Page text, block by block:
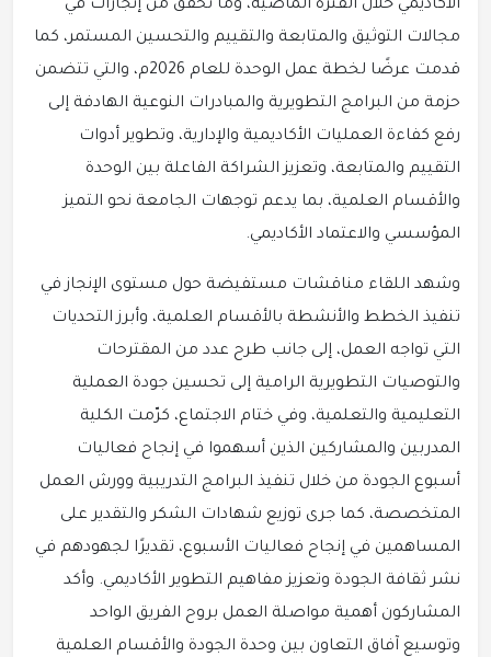
الأكاديمي خلال الفترة الماضية، وما تحقق من إنجازات في
مجالات التوثيق والمتابعة والتقييم والتحسين المستمر، كما
قدمت عرضًا لخطة عمل الوحدة للعام 2026م، والتي تتضمن
حزمة من البرامج التطويرية والمبادرات النوعية الهادفة إلى
رفع كفاءة العمليات الأكاديمية والإدارية، وتطوير أدوات
التقييم والمتابعة، وتعزيز الشراكة الفاعلة بين الوحدة
والأقسام العلمية، بما يدعم توجهات الجامعة نحو التميز
المؤسسي والاعتماد الأكاديمي.
وشهد اللقاء مناقشات مستفيضة حول مستوى الإنجاز في
تنفيذ الخطط والأنشطة بالأقسام العلمية، وأبرز التحديات
التي تواجه العمل، إلى جانب طرح عدد من المقترحات
والتوصيات التطويرية الرامية إلى تحسين جودة العملية
التعليمية والتعلمية، وفي ختام الاجتماع، كرّمت الكلية
المدربين والمشاركين الذين أسهموا في إنجاح فعاليات
أسبوع الجودة من خلال تنفيذ البرامج التدريبية وورش العمل
المتخصصة، كما جرى توزيع شهادات الشكر والتقدير على
المساهمين في إنجاح فعاليات الأسبوع، تقديرًا لجهودهم في
نشر ثقافة الجودة وتعزيز مفاهيم التطوير الأكاديمي. وأكد
المشاركون أهمية مواصلة العمل بروح الفريق الواحد
وتوسيع آفاق التعاون بين وحدة الجودة والأقسام العلمية